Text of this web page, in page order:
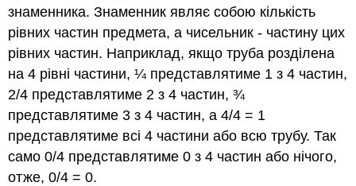
знаменника. Знаменник являє собою кількість
рівних частин предмета, а чисельник - частину цих
рівних частин. Наприклад, якщо труба розділена
на 4 рівні частини, ¼ представлятиме 1 з 4 частин,
2/4 представлятиме 2 з 4 частин, ¾
представлятиме 3 з 4 частин, а 4/4 = 1
представлятиме всі 4 частини або всю трубу. Так
само 0/4 представлятиме 0 з 4 частин або нічого,
отже, 0/4 = 0.